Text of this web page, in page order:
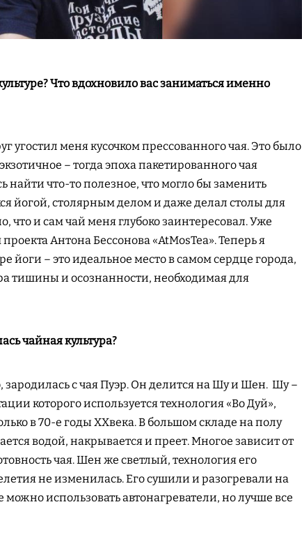
Что вдохновило вас заниматься именно
угостил меня кусочком прессованного чая. Это было
– тогда эпоха пакетированного чая
найти что-то полезное, что могло бы заменить
йогой, столярным делом и даже делал столы для
и сам чай меня глубоко заинтересовал. Уже
Антона Бессонова «AtMosTea». Теперь я
йоги – это идеальное место в самом сердце города,
тишины и осознанности, необходимая для
чайная культура?
зародилась с чая Пуэр. Он делится на Шу и Шен. Шу –
которого используется технология «Во Дуй»,
в 70-е годы XXвека. В большом складе на полу
водой, накрывается и преет. Многое зависит от
чая. Шен же светлый, технология его
не изменилась. Его сушили и разогревали на
можно использовать автонагреватели, но лучше все